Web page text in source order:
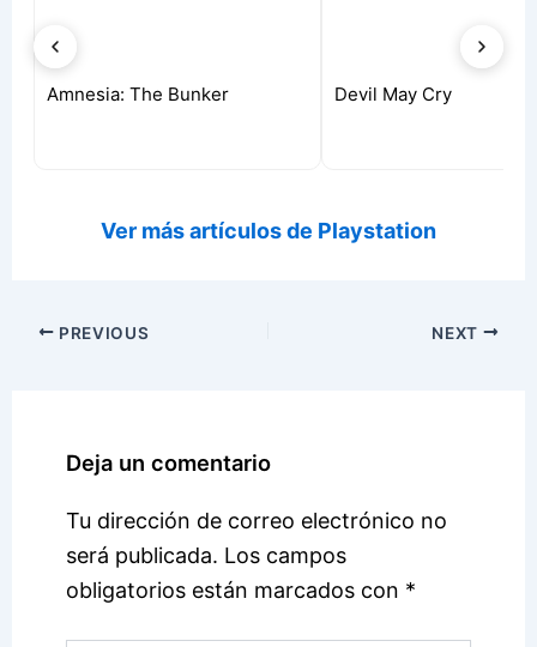
Amnesia: The Bunker Devil May Cry
Ver más artículos de Playstation
PREVIOUS NEXT
Deja un comentario
Tu dirección de correo electrónico no
será publicada. Los campos
obligatorios están marcados con *